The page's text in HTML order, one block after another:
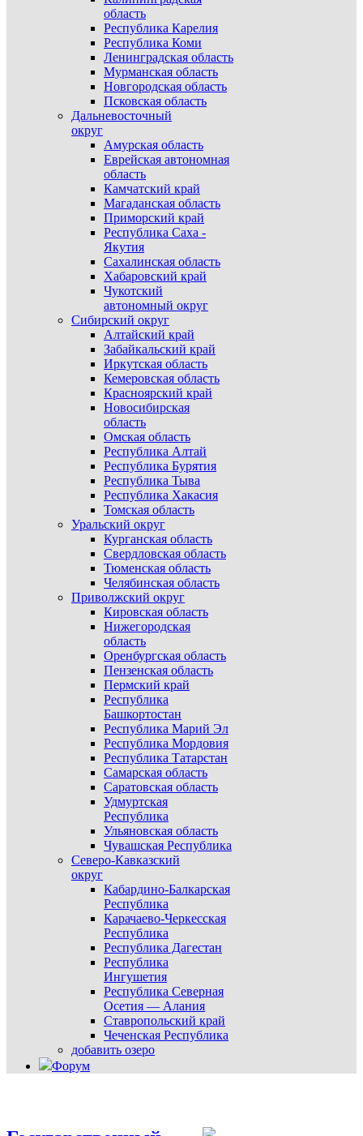
область
Республика Карелия
Республика Коми
Ленинградская область
Мурманская область
Новгородская область
Псковская область
Дальневосточный
округ
Амурская область
Еврейская автономная
область
Камчатский край
Магаданская область
Приморский край
Республика Саха -
Якутия
Сахалинская область
Хабаровский край
Чукотский
автономный округ
Сибирский округ
Алтайский край
Забайкальский край
Иркутская область
Кемеровская область
Красноярский край
Новосибирская
область
Омская область
Республика Алтай
Республика Бурятия
Республика Тыва
Республика Хакасия
Томская область
Уральский округ
Курганская область
Свердловская область
Тюменская область
Челябинская область
Приволжский округ
Кировская область
Нижегородская
область
Оренбургская область
Пензенская область
Пермский край
Республика
Башкортостан
Республика Марий Эл
Республика Мордовия
Республика Татарстан
Самарская область
Саратовская область
Удмуртская
Республика
Ульяновская область
Чувашская Республика
Северо-Кавказский
округ
Кабардино-Балкарская
Республика
Карачаево-Черкесская
Республика
Республика Дагестан
Республика
Ингушетия
Республика Северная
Осетия — Алания
Ставропольский край
Чеченская Республика
добавить озеро
Форум